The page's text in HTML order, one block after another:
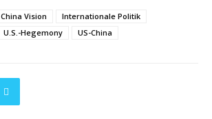
China Vision
Internationale Politik
U.S.-Hegemony US-China